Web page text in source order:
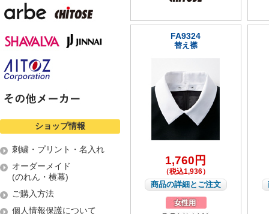
ショップ情報
刺繍・プリント・名入れ
オーダーメイド
(のれん・横幕)
ご購入方法
個人情報保護について
FA9324
替え襟
1,760円
（税込1,936）
商品の詳細とご注文